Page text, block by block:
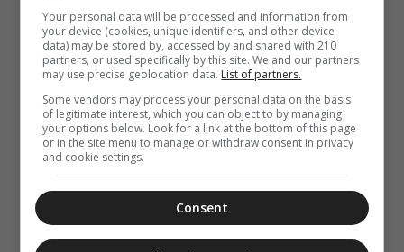
Your personal data will be processed and information from
your device (cookies, unique identifiers, and other device
data) may be stored by, accessed by and shared with 210
partners, or used specifically by this site. We and our partners
may use precise geolocation data. List of partners.
Some vendors may process your personal data on the basis
of legitimate interest, which you can object to by managing
your options below. Look for a link at the bottom of this page
or in the site menu to manage or withdraw consent in privacy
and cookie settings.
Consent